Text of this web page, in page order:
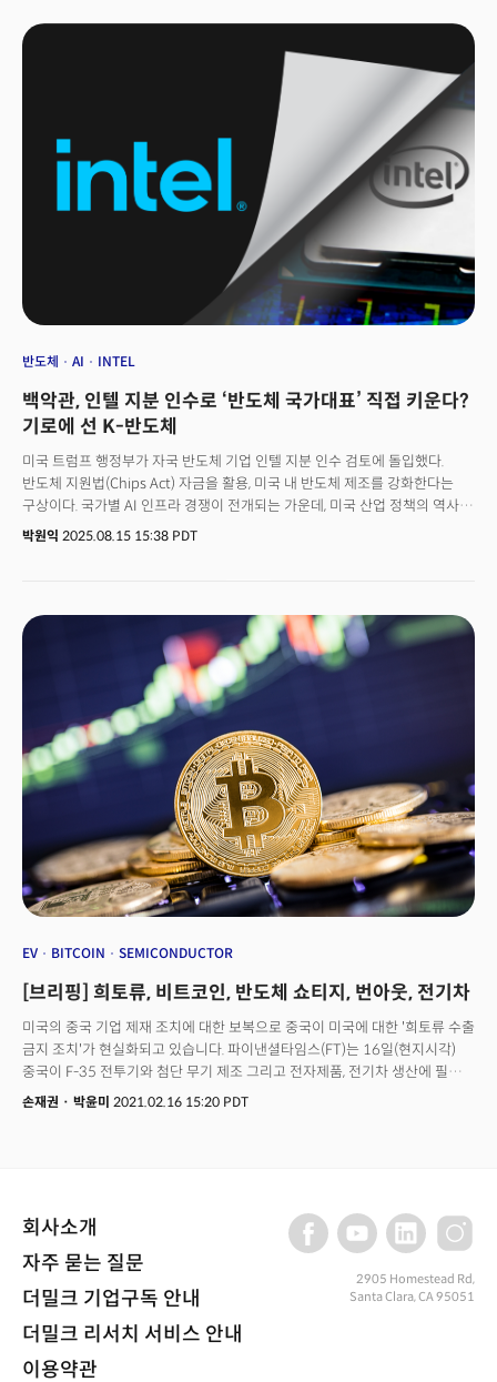
보도했다. 행정부 관계자는 "훌륭한 핵심 광물 거래"라며 "소규모 지분"이라고
설명했지만 그 의미는 결코 작지 않다.네바다주 리튬 광산 개발업체인 리튬
아메리카스는 제너럴모터스(GM)와 함께 '새커 패스' 프로젝트를 진행 중이다.
이 프로젝트는 리튬 아메리카가 62%, GM이 38%의 지분을 보유하며
2028년 운영을 시작할 예정이다. 전기차 배터리 핵심 소재인 리튬을 미국
땅에서 직접 생산해 공급하겠다는 계획이다.미국 정부의 이번 움직임은 최근
발표한 일련의 전략 광물 투자 정책과 맥을 같이한다. 미국은 바이든 행정부
시절 승인된 인텔 보조금을 지분으로 전환해 10% 지분을 확보했고 7월에는
희토류 채굴업체 MP 머티리얼즈(MP)에 4억 달러를 투자했다.미국의 목표는
분명하다. 글로벌 전략 자산으로 평가되는 핵심 원자재의 공급망을 중국에게
넘겨주지 않겠다는 것이다. 구리에서부터 희토류, 그리고 리튬까지 핵심
원자재의 공급망을 둘러싼 지정학적 패권경쟁이 본격적으로 막을 열고 있는
반도체 AI INTEL
백악관, 인텔 지분 인수로 ‘반도체 국가대표’ 직접 키운다?
기로에 선 K-반도체
미국 트럼프 행정부가 자국 반도체 기업 인텔 지분 인수 검토에 돌입했다.
반도체 지원법(Chips Act) 자금을 활용, 미국 내 반도체 제조를 강화한다는
구상이다. 국가별 AI 인프라 경쟁이 전개되는 가운데, 미국 산업 정책의 역사적
전환이 이뤄질 수 있다는 관측이 나온다. 블룸버그는 15일(현지시각) 트럼프
동안 11% 상승, 지난 2월 이후 주간 최고 상승률을 기록했다.
박원익 2025.08.15 15:38 PDT
EV BITCOIN SEMICONDUCTOR
[브리핑] 희토류, 비트코인, 반도체 쇼티지, 번아웃, 전기차
미국의 중국 기업 제재 조치에 대한 보복으로 중국이 미국에 대한 '희토류 수출
금지 조치'가 현실화되고 있습니다. 파이낸셜타임스(FT)는 16일(현지시각)
중국이 F-35 전투기와 첨단 무기 제조 그리고 전자제품, 전기차 생산에 필수
재료인 '희토류' 수출 금지를 고려하고 있다고 보도했습니다. 이 보도에 따르면
미국은 전체 수입량의 4분의 3에 달하는 매년 1억 5000만달러(약
1767억원) 규모의 희토류를 매년 중국으로부터 수입하고 있습니다. 중국의
희토류 금지 조치는 당장 '록히드마틴' 같은 방산 업체에 직격타를 줄 수
있습니다. F-35 같은 전투기는 한 대에 희토류 417㎏이 필요하는 등 희토류
제너럴모터스(GM) 등도 희토류 수요의 100%를 중국에 의존하고 있습니다.
중국의 희토류 수출 금지는 2가지 목적이 있습니다. 우선 미국처럼 '직접
손재권 · 박윤미 2021.02.16 15:20 PDT
회사소개
자주 묻는 질문
더밀크 기업구독 안내
더밀크 리서치 서비스 안내
이용약관
2905 Homestead Rd,
Santa Clara, CA 95051